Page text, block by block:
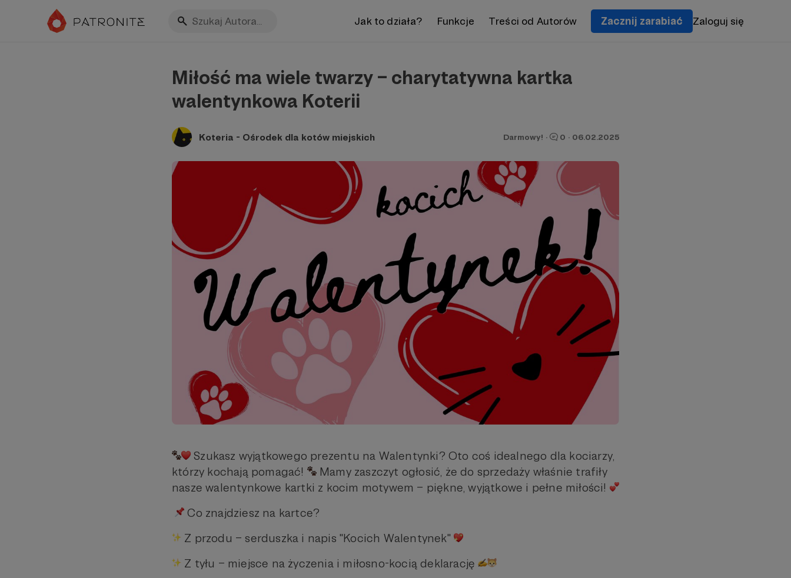
Jak to działa? Funkcje Treści od Autorów Zacznij zarabiać Zaloguj się
Miłość ma wiele twarzy – charytatywna kartka
walentynkowa Koterii
Koteria - Ośrodek dla kotów miejskich Darmowy! · 0 · 06.02.2025
Szukasz wyjątkowego prezentu na Walentynki? Oto coś idealnego dla kociarzy,
którzy kochają pomagać!
Mamy zaszczyt ogłosić, że do sprzedaży właśnie trafiły
nasze walentynkowe kartki z kocim motywem – piękne, wyjątkowe i pełne miłości!
Co znajdziesz na kartce?
Z przodu – serduszka i napis "Kocich Walentynek"
Z tyłu – miejsce na życzenia i miłosno-kocią deklarację